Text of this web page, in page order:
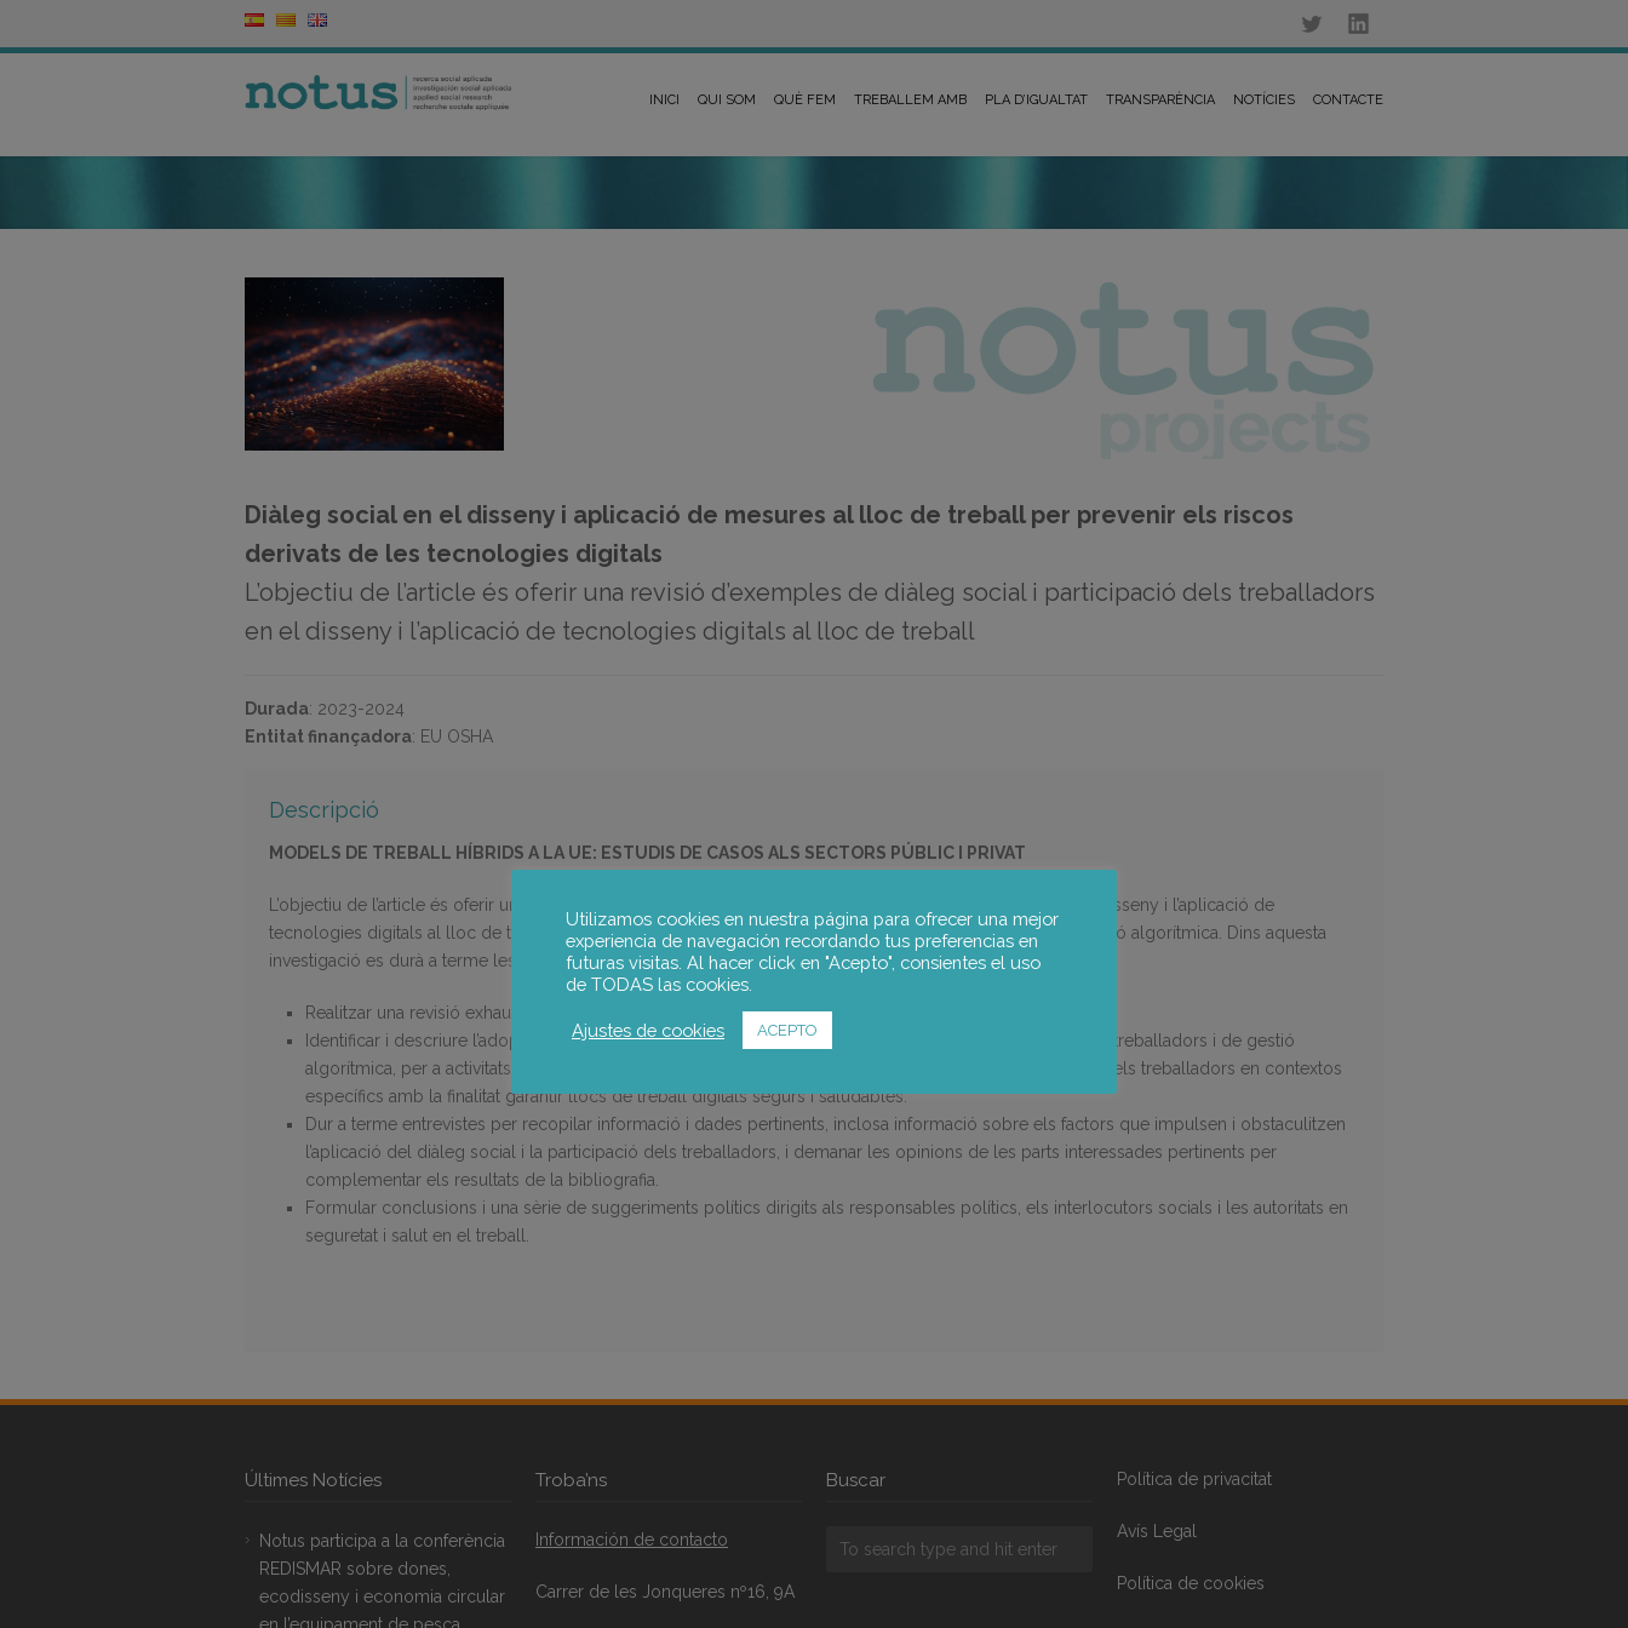
INICI QUI SOM QUÈ FEM TREBALLEM AMB PLA D’IGUALTAT TRANSPARÈNCIA NOTÍCIES CONTACTE
Diàleg social en el disseny i aplicació de mesures al lloc de treball per prevenir els riscos
derivats de les tecnologies digitals
L’objectiu de l’article és oferir una revisió d’exemples de diàleg social i participació dels treballadors
en el disseny i l’aplicació de tecnologies digitals al lloc de treball
Durada: 2023-2024
Entitat finançadora: EU OSHA
Descripció
MODELS DE TREBALL HÍBRIDS A LA UE: ESTUDIS DE CASOS ALS SECTORS PÚBLIC I PRIVAT
L’objectiu de l’article és oferir una revisió d’exemples de diàleg social i participació dels treballadors en el disseny i l’aplicació de
tecnologies digitals al lloc de treball. Es prestarà una atenció especial a les tecnologies de supervisió i gestió algorítmica. Dins aquesta
investigació es durà a terme les tasques següents:
Realitzar una revisió exhaustiva de la literatura acadèmica i grisa sobre el tema.
Identificar i descriure l’adopció de tecnologies digitals, en particular les tecnologies de supervisió dels treballadors i de gestió
algorítmica, per a activitats al lloc de treball basades en el diàleg social i que impliquin la participació dels treballadors en contextos
específics amb la finalitat garantir llocs de treball digitals segurs i saludables.
Dur a terme entrevistes per recopilar informació i dades pertinents, inclosa informació sobre els factors que impulsen i obstaculitzen
l’aplicació del diàleg social i la participació dels treballadors, i demanar les opinions de les parts interessades pertinents per
complementar els resultats de la bibliografia.
Formular conclusions i una sèrie de suggeriments polítics dirigits als responsables polítics, els interlocutors socials i les autoritats en
seguretat i salut en el treball.
Últimes Notícies
Notus participa a la conferència
REDISMAR sobre dones,
ecodisseny i economia circular
Troba’ns
Información de contacto
Carrer de les Jonqueres nº16, 9A
Buscar Política de privacitat
Avís Legal
Política de cookies
Utilizamos cookies en nuestra página para ofrecer una mejor
experiencia de navegación recordando tus preferencias en
futuras visitas. Al hacer click en "Acepto", consientes el uso
de TODAS las cookies.
Ajustes de cookies ACEPTO